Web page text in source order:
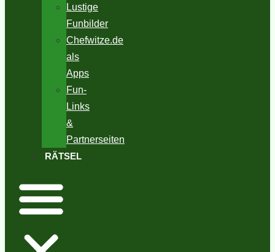
Lustige
Funbilder
Chefwitze.de
als
Apps
Fun-
Links
&
Partnerseiten
RÄTSEL